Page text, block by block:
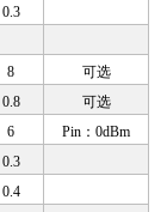
0.3
8
可选
0.8
可选
6
Pin：0dBm
0.3
0.4